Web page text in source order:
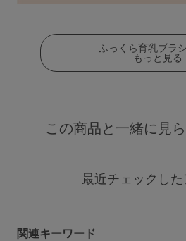
ふっくら育乳ブラ
もっと見る
この商品と一緒に見
最近チェックした
関連キーワード